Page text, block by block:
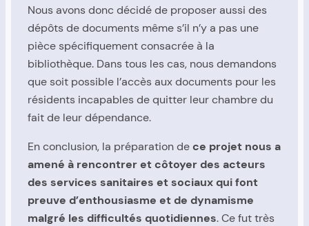
Nous avons donc décidé de proposer aussi des
dépôts de documents même s’il n’y a pas une
pièce spécifiquement consacrée à la
bibliothèque. Dans tous les cas, nous demandons
que soit possible l’accès aux documents pour les
résidents incapables de quitter leur chambre du
fait de leur dépendance.
En conclusion, la préparation dece projet nous a
amené à rencontrer et côtoyer des acteurs
des services sanitaires et sociaux qui font
preuve d’enthousiasme et de dynamisme
malgré les difficultés quotidiennes. Ce fut très